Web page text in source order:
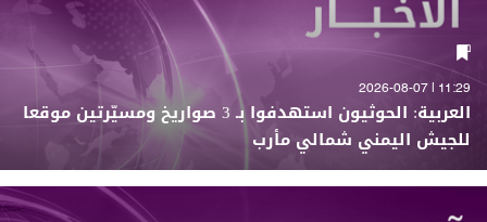
11:29 | 2026-08-07
العربية: الحوثيون استهدفوا بـ 3 صواريخ ومسيّرتين موقعا
للجيش اليمني شمالي مأرب